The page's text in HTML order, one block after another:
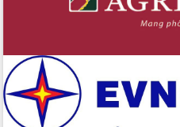
Đắk Lắk sẵn sàng các điều kiện cho
2026-2031
Đảm bảo cuộc bầu cử đại biểu Quốc
hội và đại biểu HĐND các cấp diễn ra
an toàn, hiệu quả, đúng quy định